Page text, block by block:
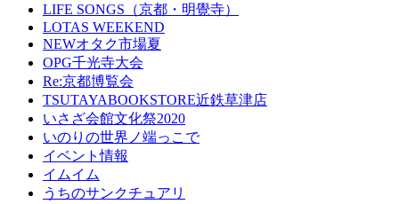
LIFE SONGS（京都・明覺寺）
LOTAS WEEKEND
NEWオタク市場夏
OPG千光寺大会
Re:京都博覧会
TSUTAYABOOKSTORE近鉄草津店
いさざ会館文化祭2020
いのりの世界ノ端っこで
イベント情報
イムイム
うちのサンクチュアリ